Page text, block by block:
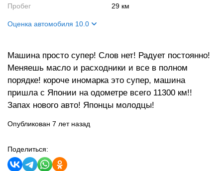
Пробег
29 км
Оценка автомобиля 10.0
Салон
10
Двигатель
10
Ходовые качества
10
Машина просто супер! Слов нет! Радует постоянно!
Меняешь масло и расходники и все в полном
порядке! короче иномарка это супер, машина
пришла с Японии на одометре всего 11300 км!!
Запах нового авто! Японцы молодцы!
Опубликован 7 лет назад
Поделиться: